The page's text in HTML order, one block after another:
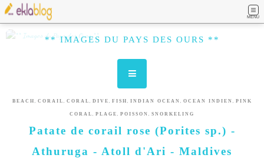
MENU
** IMAGES DU PAYS DES OURS **
BEACH , CORAIL , CORAL , DIVE , FISH , INDIAN OCEAN , OCEAN INDIEN , PINK
CORAL , PLAGE , POISSON , SNORKELING
Patate de corail rose (Porites sp.) -
Athuruga - Atoll d'Ari - Maldives